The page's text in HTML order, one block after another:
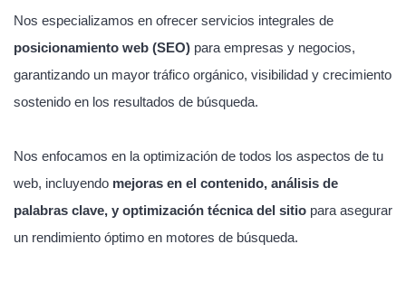
Nos especializamos en ofrecer servicios integrales de
posicionamiento web (SEO) para empresas y negocios,
garantizando un mayor tráfico orgánico, visibilidad y crecimiento
sostenido en los resultados de búsqueda.
Nos enfocamos en la optimización de todos los aspectos de tu
web, incluyendo mejoras en el contenido, análisis de
palabras clave, y optimización técnica del sitio para asegurar
un rendimiento óptimo en motores de búsqueda.